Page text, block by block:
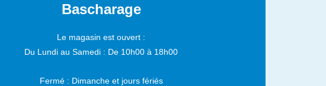
Bascharage
Le magasin est ouvert :
Du Lundi au Samedi : De 10h00 à 18h00
Fermé : Dimanche et jours fériés